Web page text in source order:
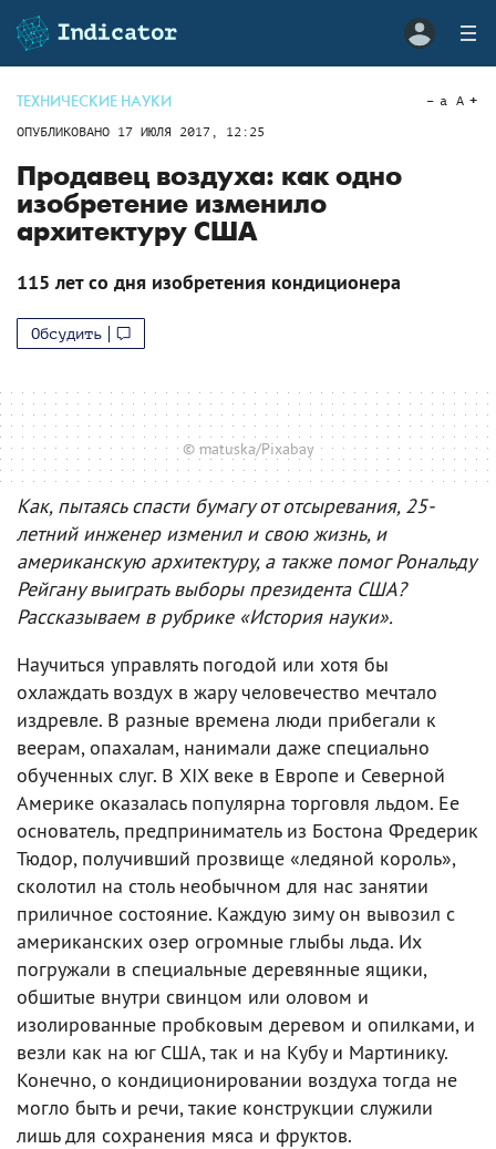
ТЕХНИЧЕСКИЕ НАУКИ
ОПУБЛИКОВАНО 17 ИЮЛЯ 2017, 12:25
a A
Продавец воздуха: как одно
изобретение изменило
архитектуру США
115 лет со дня изобретения кондиционера
Обсудить
© matuska/Pixabay
Как, пытаясь спасти бумагу от отсыревания, 25-
летний инженер изменил и свою жизнь, и
американскую архитектуру, а также помог Рональду
Рейгану выиграть выборы президента США?
Рассказываем в рубрике «История науки».
Научиться управлять погодой или хотя бы
охлаждать воздух в жару человечество мечтало
издревле. В разные времена люди прибегали к
веерам, опахалам, нанимали даже специально
обученных слуг. В XIX веке в Европе и Северной
Америке оказалась популярна торговля льдом. Ее
основатель, предприниматель из Бостона Фредерик
Тюдор, получивший прозвище «ледяной король»,
сколотил на столь необычном для нас занятии
приличное состояние. Каждую зиму он вывозил с
американских озер огромные глыбы льда. Их
погружали в специальные деревянные ящики,
обшитые внутри свинцом или оловом и
изолированные пробковым деревом и опилками, и
везли как на юг США, так и на Кубу и Мартинику.
Конечно, о кондиционировании воздуха тогда не
могло быть и речи, такие конструкции служили
лишь для сохранения мяса и фруктов.